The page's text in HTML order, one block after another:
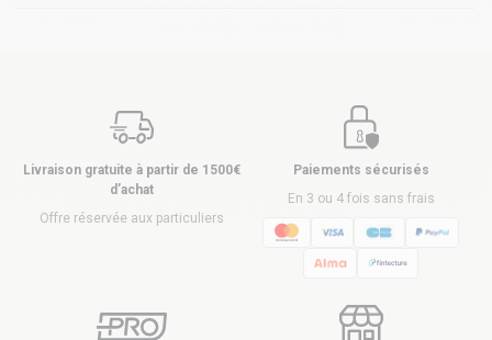
Livraison gratuite à partir de 1500€
d’achat
Offre réservée aux particuliers
Paiements sécurisés
En 3 ou 4 fois sans frais